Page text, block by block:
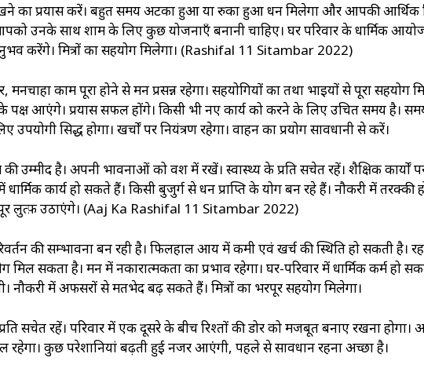
का प्रयास करें। बहुत समय अटका हुआ या रुका हुआ धन मिलेगा और आपकी आर्थिक
उनके साथ शाम के लिए कुछ योजनाएँ बनानी चाहिए। घर परिवार के धार्मिक
करेंगे। मित्रों का सहयोग मिलेगा। (Rashifal 11 Sitambar 2022)
काम पूरा होने से मन प्रसन्न रहेगा। सहयोगियों का तथा भाइयों से पूरा सहयोग
पक्ष आएंगे। प्रयास सफल होंगे। किसी भी नए कार्य को करने के लिए उचित समय है।
सिद्ध होगा। खर्चों पर नियंत्रण रहेगा। वाहन का प्रयोग सावधानी से करें।
उम्मीद है। अपनी भावनाओं को वश में रखें। स्वास्थ्‍य के प्रति सचेत रहें। शैक्षिक कार्यों
कार्य हो सकते हैं। किसी बुजुर्ग से धन प्राप्ति के योग बन रहे हैं। नौकरी में तरक्‍की
लुत्फ़ उठाएंगे। (Aaj Ka Rashifal 11 Sitambar 2022)
की सम्भावना बन रही है। फिलहाल आय में कमी एवं खर्च की स्थिति हो सकती है।
मिल सकता है। मन में नकारात्मकता का प्रभाव रहेगा। घर-परिवार में धार्मिक कर्म हो
नौकरी में अफसरों से मतभेद बढ़ सकते हैं। मित्रों का भरपूर सहयोग मिलेगा।
सचेत रहें। परिवार में एक दूसरे के बीच रिश्तों की डोर को मजबूत बनाए रखना होगा।
रहेगा। कुछ परेशानियां बढ़ती हुई नजर आएंगी, पहले से सावधान रहना अच्छा है।